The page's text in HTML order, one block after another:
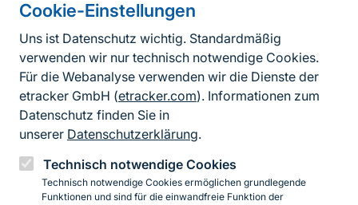
Cookie-Einstellungen
Uns ist Datenschutz wichtig. Standardmäßig
verwenden wir nur technisch notwendige Cookies.
Für die Webanalyse verwenden wir die Dienste der
etracker GmbH (etracker.com). Informationen zum
Datenschutz finden Sie in
unserer Datenschutzerklärung.
Technisch notwendige Cookies
Technisch notwendige Cookies ermöglichen grundlegende
Funktionen und sind für die einwandfreie Funktion der
Informationen zur Seite
FußzeileKontakt zum BfN
Kontaktformular
Erklärung zur Barrierefreiheit
Impressum
Datenschutz